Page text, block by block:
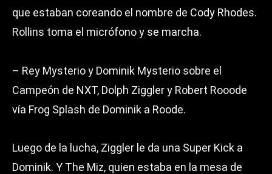
que estaban coreando el nombre de Cody Rhodes.
Rollins toma el micrófono y se marcha.
– Rey Mysterio y Dominik Mysterio sobre el
Campeón de NXT, Dolph Ziggler y Robert Rooode
vía Frog Splash de Dominik a Roode.
Luego de la lucha, Ziggler le da una Super Kick a
Dominik. Y The Miz, quien estaba en la mesa de